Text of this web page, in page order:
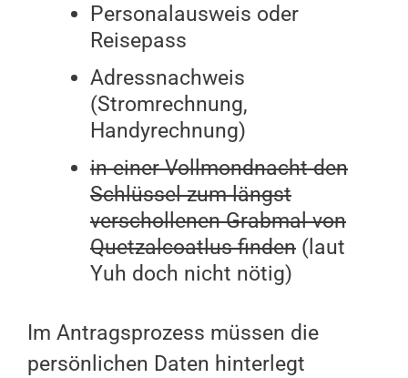
Personalausweis oder
Reisepass
Adressnachweis
(Stromrechnung,
Handyrechnung)
in einer Vollmondnacht den
Schlüssel zum längst
verschollenen Grabmal von
Quetzalcoatlus finden (laut
Yuh doch nicht nötig)
Im Antragsprozess müssen die
persönlichen Daten hinterlegt